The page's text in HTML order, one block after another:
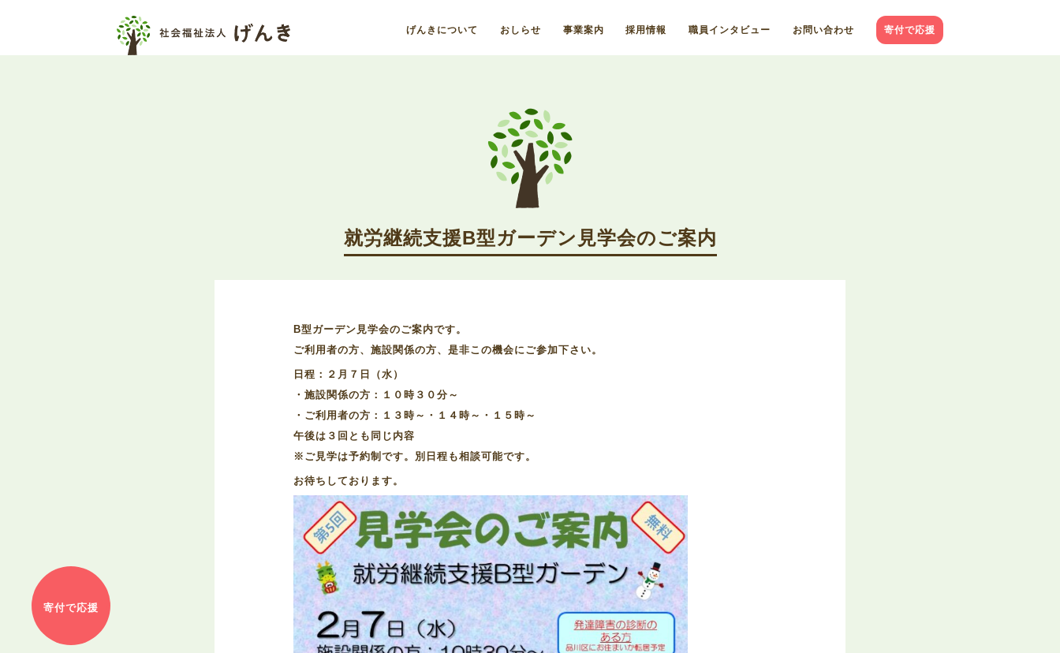
げんきについて おしらせ 事業案内 採用情報 職員インタビュー お問い合わせ 寄付で応援
就労継続支援B型ガーデン見学会のご案内
B型ガーデン見学会のご案内です。
ご利用者の方、施設関係の方、是非この機会にご参加下さい。
日程：２月７日（水）
・施設関係の方：１０時３０分～
・ご利用者の方：１３時～・１４時～・１５時～
午後は３回とも同じ内容
※ご見学は予約制です。別日程も相談可能です。
お待ちしております。
寄付で応援